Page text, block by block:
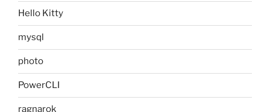
Hello Kitty
mysql
photo
PowerCLI
ragnarok